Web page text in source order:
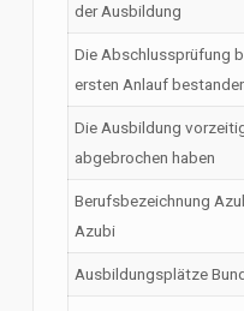
der Ausbildung
Die Abschlussprüfung
ersten Anlauf
Die Ausbildung
abgebrochen haben
Berufsbezeichnung
Azubi
Ausbildungsplätze